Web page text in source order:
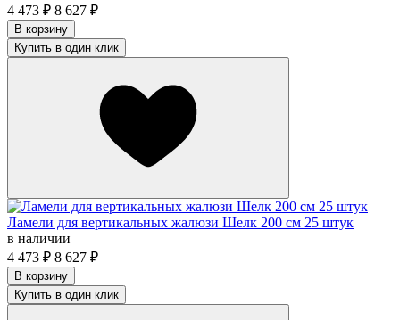
4 473 ₽ 8 627 ₽
В корзину
Купить в один клик
Ламели для вертикальных жалюзи Шелк 200 см 25 штук
в наличии
4 473 ₽ 8 627 ₽
В корзину
Купить в один клик